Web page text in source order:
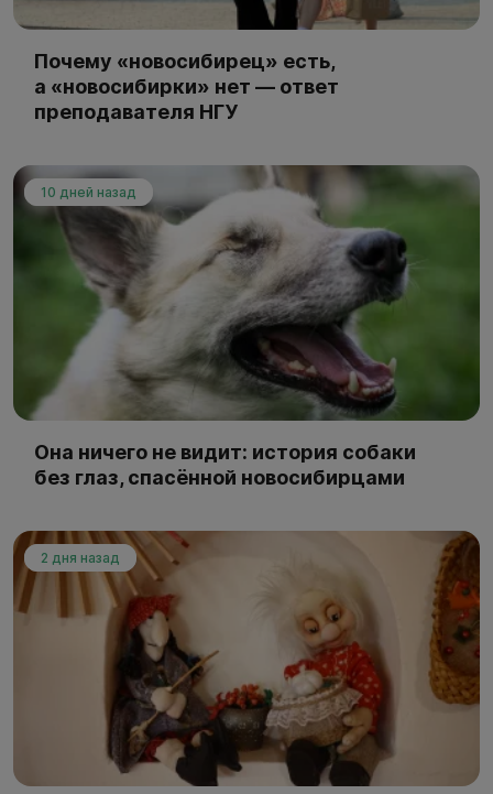
Почему «новосибирец» есть,
а «новосибирки» нет — ответ
преподавателя НГУ
10 дней назад
Она ничего не видит: история собаки
без глаз, спасённой новосибирцами
2 дня назад